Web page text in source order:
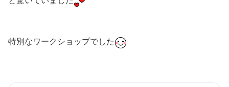
特別なワークショップでした